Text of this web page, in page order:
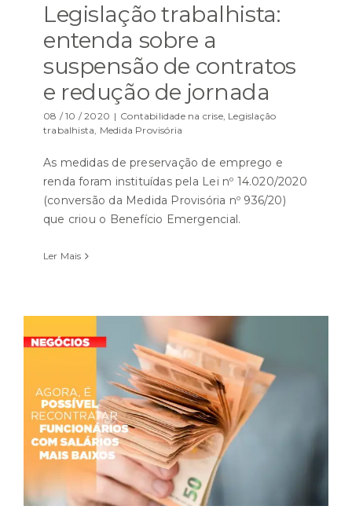
Legislação trabalhista:
entenda sobre a
suspensão de contratos
e redução de jornada
08 / 10 / 2020 | Contabilidade na crise, Legislação
trabalhista, Medida Provisória
As medidas de preservação de emprego e
renda foram instituídas pela Lei nº 14.020/2020
(conversão da Medida Provisória nº 936/20)
que criou o Benefício Emergencial.
Ler Mais